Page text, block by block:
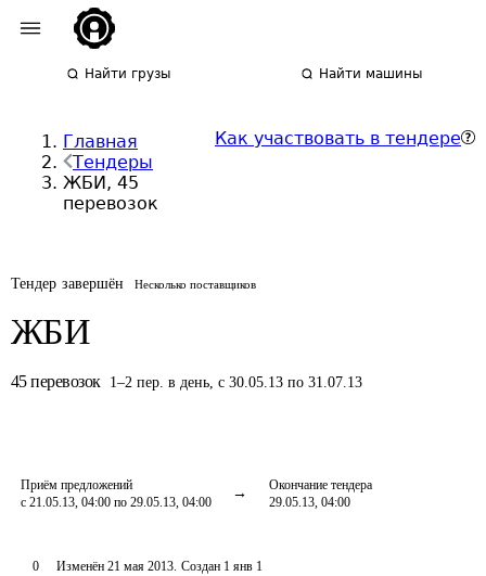
Найти грузы Найти машины
Главная
Тендеры
ЖБИ, 45
перевозок
Как участвовать в тендере
Тендер завершён Несколько поставщиков
ЖБИ
45 перевозок 1–2 пер. в день, с 30.05.13 по 31.07.13
Приём предложений
с 21.05.13, 04:00 по 29.05.13, 04:00
Окончание тендера
29.05.13, 04:00
0 Изменён 21 мая 2013. Создан 1 янв 1